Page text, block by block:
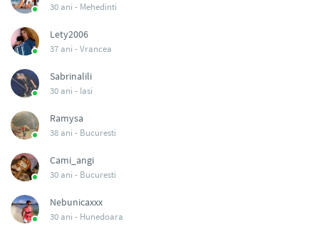
30 ani - Mehedinti
Lety2006
37 ani -Vrancea
Sabrinalili
30 ani - Iasi
Ramysa
38 ani - Bucuresti
Cami_angi
30 ani - Bucuresti
Nebunicaxxx
30 ani - Hunedoara